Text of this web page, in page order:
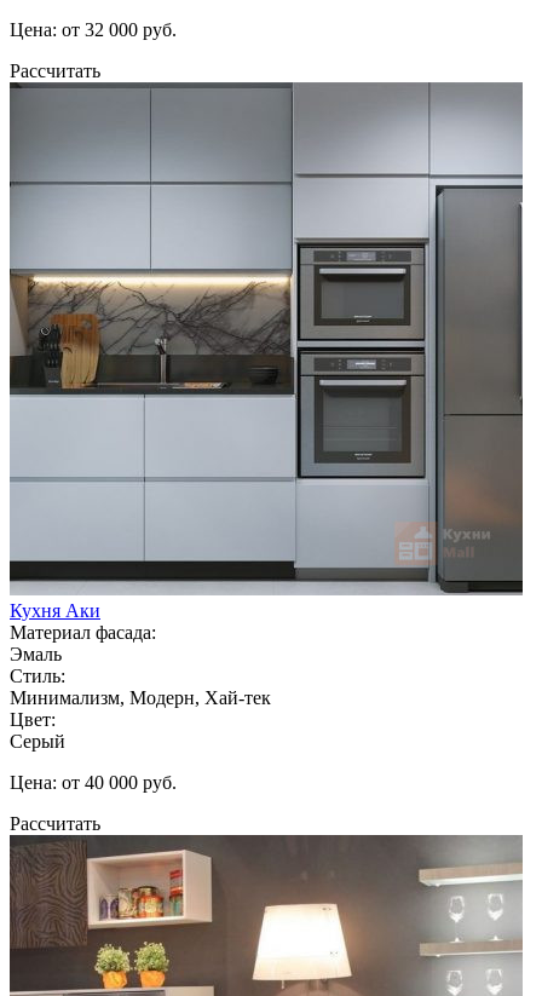
Цена: от 32 000 руб.
Рассчитать
Кухня Аки
Материал фасада:
Эмаль
Стиль:
Минимализм, Модерн, Хай-тек
Цвет:
Серый
Цена: от 40 000 руб.
Рассчитать